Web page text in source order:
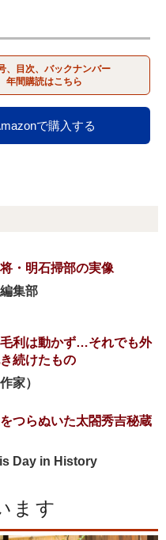
、目次、バックナンバー
年間購読はこちら
で購入する
・明石掃部の実像
集部
利は動かず…それでも外
続けたもの
家）
つらぬいた太閤秀吉秘蔵
Day in History
ます